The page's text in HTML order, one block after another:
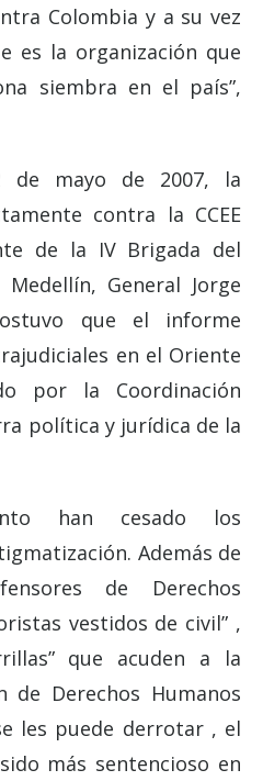
Colombia y a su vez
es la organización que
siembra en el país”,
mayo de 2007, la
contra la CCEE
de la IV Brigada del
General Jorge
que el informe
en el Oriente
por la Coordinación
política y jurídica de la
han cesado los
Además de
de Derechos
vestidos de civil” ,
que acuden a la
de Derechos Humanos
les puede derrotar , el
más sentencioso en